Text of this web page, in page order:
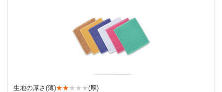
生地の厚さ(薄)★★★★★(厚)